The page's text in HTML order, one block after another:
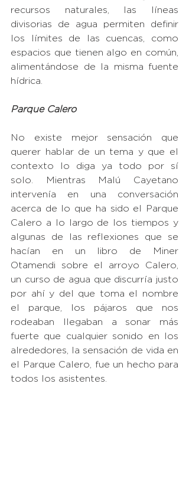
recursos naturales, las líneas
divisorias de agua permiten definir
los límites de las cuencas, como
espacios que tienen algo en común,
alimentándose de la misma fuente
hídrica.
Parque Calero
No existe mejor sensación que
querer hablar de un tema y que el
contexto lo diga ya todo por sí
solo. Mientras Malú Cayetano
intervenía en una conversación
acerca de lo que ha sido el Parque
Calero a lo largo de los tiempos y
algunas de las reflexiones que se
hacían en un libro de Miner
Otamendi sobre el arroyo Calero,
un curso de agua que discurría justo
por ahí y del que toma el nombre
el parque, los pájaros que nos
rodeaban llegaban a sonar más
fuerte que cualquier sonido en los
alrededores, la sensación de vida en
el Parque Calero, fue un hecho para
todos los asistentes.